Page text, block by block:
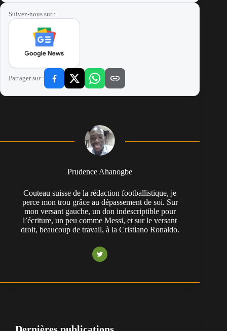
Suivez-nous sur :
Partager sur :
Prudence Ahanogbe
Couteau suisse de la rédaction footballistique, je
perce mon trou grâce au dépassement de soi. Sur
mon versant gauche, un don indescriptible pour
l’écriture, un peu comme Messi, et sur le versant
droit, beaucoup de travail, à la Cristiano Ronaldo.